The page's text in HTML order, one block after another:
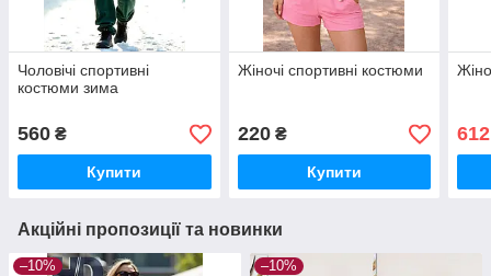
Чоловічі спортивні
костюми зима
560 ₴
Купити
Жіночі спортивні костюми
220₴
Купити
612
Акційні пропозиції та новинки
–10% –10%